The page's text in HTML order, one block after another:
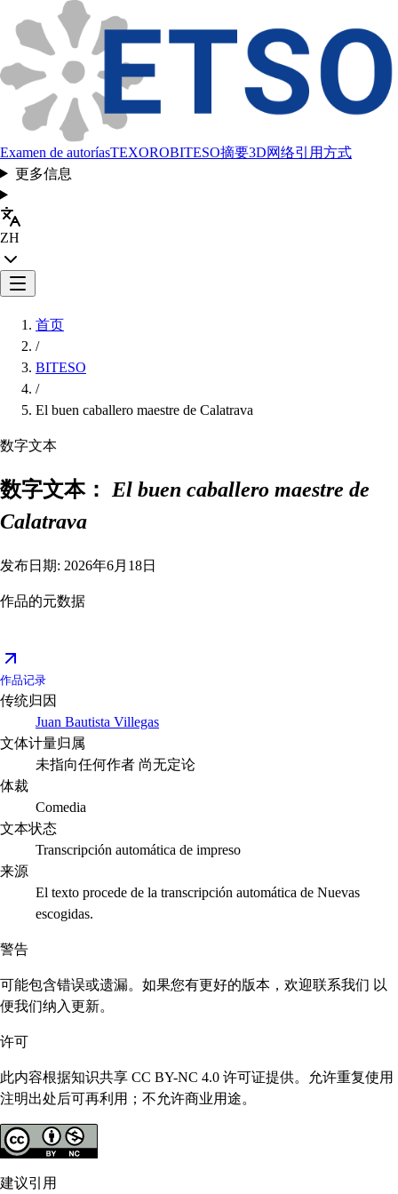
Examen de autoríasTEXOROBITESO摘要3D网络引用方式
更多信息
ZH
首页
/
BITESO
/
El buen caballero maestre de Calatrava
数字文本
数字文本： El buen caballero maestre de
Calatrava
发布日期: 2026年6月18日
作品的元数据
作品记录
传统归因
Juan Bautista Villegas
文体计量归属
未指向任何作者 尚无定论
体裁
Comedia
文本状态
Transcripción automática de impreso
来源
El texto procede de la transcripción automática de Nuevas
escogidas.
警告
可能包含错误或遗漏。如果您有更好的版本，欢迎联系我们 以
便我们纳入更新。
许可
此内容根据知识共享 CC BY-NC 4.0 许可证提供。允许重复使用
注明出处后可再利用；不允许商业用途。
建议引用